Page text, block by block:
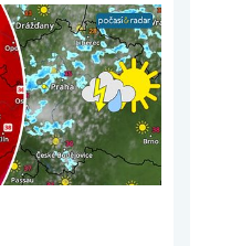
2026
39 stupňům. Od úterý i